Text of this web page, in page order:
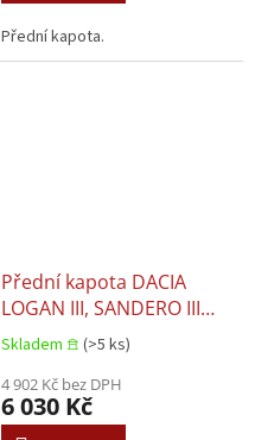
Přední kapota.
Přední kapota DACIA
LOGAN III, SANDERO III
10.2020+
Skladem 𖠿 (>5 ks)
4 902 Kč bez DPH
6 030 Kč